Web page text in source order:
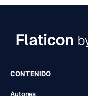
CONTENIDO
Autores